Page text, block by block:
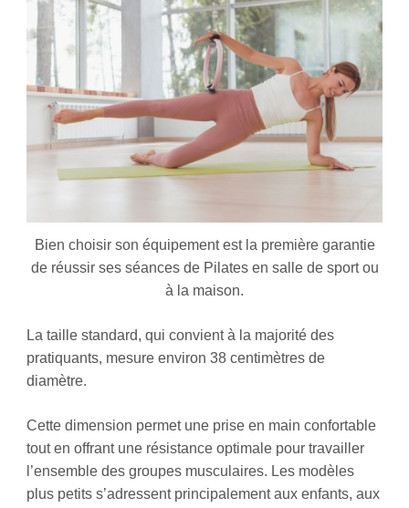
Bien choisir son équipement est la première garantie
de réussir ses séances de Pilates en salle de sport ou
à la maison.
La taille standard, qui convient à la majorité des
pratiquants, mesure environ 38 centimètres de
diamètre.
Cette dimension permet une prise en main confortable
tout en offrant une résistance optimale pour travailler
l’ensemble des groupes musculaires. Les modèles
plus petits s’adressent principalement aux enfants, aux